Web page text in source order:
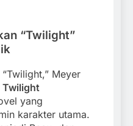
“Twilight”
Meyer
Twilight
yang
karakter utama.